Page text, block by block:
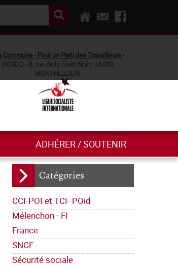
Commune - Pour un Parti des Travailleurs -
(ADIDO - 8, rue de la Forêt Noire 34 080
MONTPELLIER)
ADHÉRER / SOUTENIR
Catégories
CCI-POI et TCI- POid
Mélenchon - FI
France
SNCF
Sécurité sociale